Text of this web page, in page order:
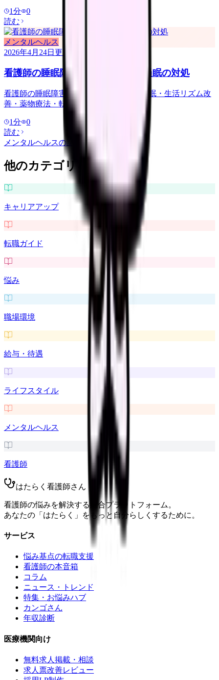
1分
0
読む
メンタルヘルス
2026年4月24日 更新
看護師の睡眠障害｜夜勤・不眠・過眠の対処
看護師の睡眠障害への対処. 夜勤由来の不眠・生活リズム改
善・薬物療法・転職判断まで.
1分
0
読む
メンタルヘルスの記事をもっと見る
他のカテゴリを探す
キャリアアップ
転職ガイド
悩み
職場環境
給与・待遇
ライフスタイル
メンタルヘルス
看護師
はたらく看護師さん
看護師の悩みを解決する総合プラットフォーム。
あなたの「はたらく」をもっと自分らしくするために。
サービス
悩み基点の転職支援
看護師の本音箱
コラム
ニュース・トレンド
特集・お悩みハブ
カンゴさん
年収診断
医療機関向け
無料求人掲載・相談
求人票改善レビュー